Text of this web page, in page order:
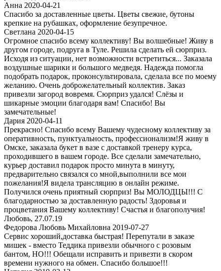
Анна 2020-04-21
Спасибо за доставленные цветы. Цветы свежие, бутоны
крепкие на рубашках, оформление безупречное.
Светлана 2020-04-15
Огромное спасибо всему коллективу! Вы волшебные! Живу в
другом городе, подруга в Туле. Решила сделать ей сюрприз.
Исходя из ситуации, нет возможности встретиться... Заказала
воздушные шарики и большого медведя. Надежда помогла
подобрать подарок, проконсультировала, сделала все по моему
желанию. Очень доброжелательный коллектив. Заказ
привезли загород вовремя. Сюрприз удался! Слёзы и
шикарные эмоции благодаря вам! Спасибо! Вы
замечательные!
Дария 2020-04-11
Прекрасно! Спасибо всему Вашему чудесному коллективу за
оперативность, пунктуальность, профессионализм!Я живу в
Омске, заказала букет в вазе с доставкой тренеру курса,
проходившего в вашем городе. Все сделали замечательно,
курьер доставил подарок просто минута в минуту,
предварительно связался со мной,выполнили все мои
пожелания!Я видела трансляцию в онлайн режиме.
Получился очень приятный сюрприз! Вы МОЛОДЦЫ!!! С
благодарностью за доставленную радость! Здоровья и
процветания Вашему коллективу! Счастья и благополучия!
Любовь, 27.07.19
Федорова Любовь Михайловна 2019-07-27
Сервис хороший,доставка быстрая! Перепутали в заказе
мишек - вместо Теддика привезли обычного с розовым
бантом, НО!!! Обещали исправить и привезти в скором
времени нужного на обмен. Спасибо большое!!!